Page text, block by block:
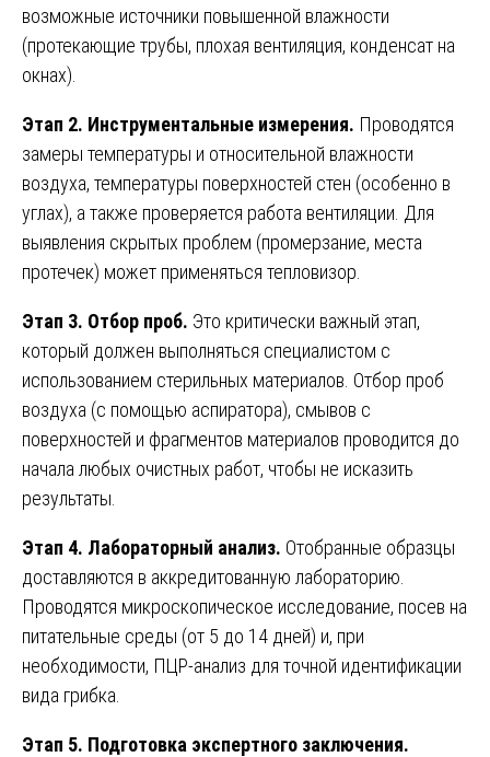
возможные источники повышенной влажности
(протекающие трубы, плохая вентиляция, конденсат на
окнах).
Этап 2. Инструментальные измерения. Проводятся
замеры температуры и относительной влажности
воздуха, температуры поверхностей стен (особенно в
углах), а также проверяется работа вентиляции. Для
выявления скрытых проблем (промерзание, места
протечек) может применяться тепловизор.
Этап 3. Отбор проб. Это критически важный этап,
который должен выполняться специалистом с
использованием стерильных материалов. Отбор проб
воздуха (с помощью аспиратора), смывов с
поверхностей и фрагментов материалов проводится до
начала любых очистных работ, чтобы не исказить
результаты.
Этап 4. Лабораторный анализ. Отобранные образцы
доставляются в аккредитованную лабораторию.
Проводятся микроскопическое исследование, посев на
питательные среды (от 5 до 14 дней) и, при
необходимости, ПЦР-анализ для точной идентификации
вида грибка.
Этап 5. Подготовка экспертного заключения.